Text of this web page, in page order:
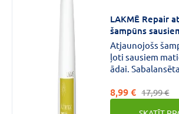
LAKMĒ Repair
šampūns
matiem 300 ml
Atjaunojošs
ļoti sausiem
ādai.
un spīdīgus.
8,99 € 17,99 €